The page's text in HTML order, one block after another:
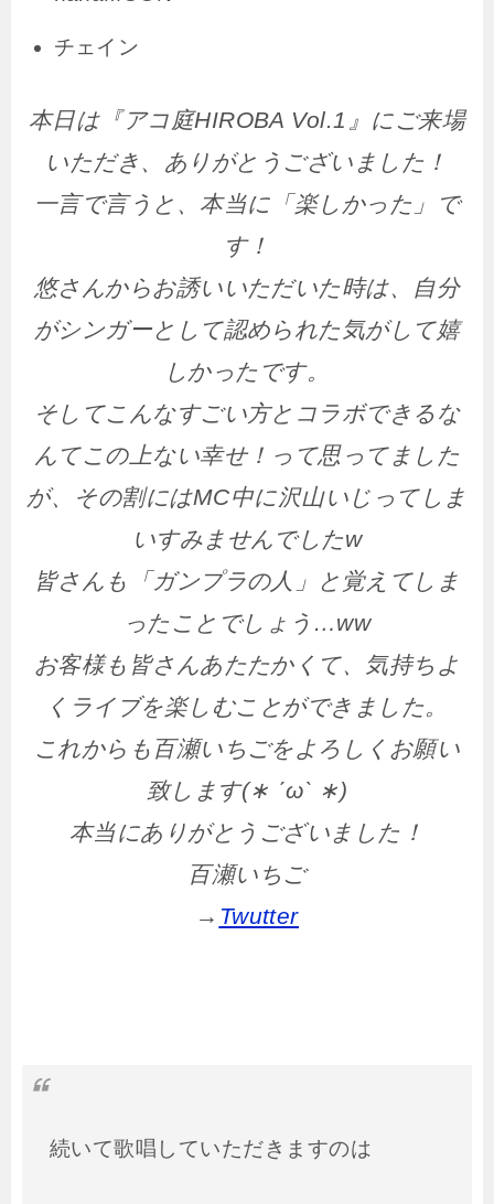
チェイン
本日は『アコ庭HIROBA Vol.1』にご来場
いただき、ありがとうございました！
一言で言うと、本当に「楽しかった」で
す！
悠さんからお誘いいただいた時は、自分
がシンガーとして認められた気がして嬉
しかったです。
そしてこんなすごい方とコラボできるな
んてこの上ない幸せ！って思ってました
が、その割にはMC中に沢山いじってしま
いすみませんでしたw
皆さんも「ガンプラの人」と覚えてしま
ったことでしょう…ww
お客様も皆さんあたたかくて、気持ちよ
くライブを楽しむことができました。
これからも百瀬いちごをよろしくお願い
致します(∗ ˊωˋ ∗)
本当にありがとうございました！
百瀬いちご
→ Twutter
続いて歌唱していただきますのは